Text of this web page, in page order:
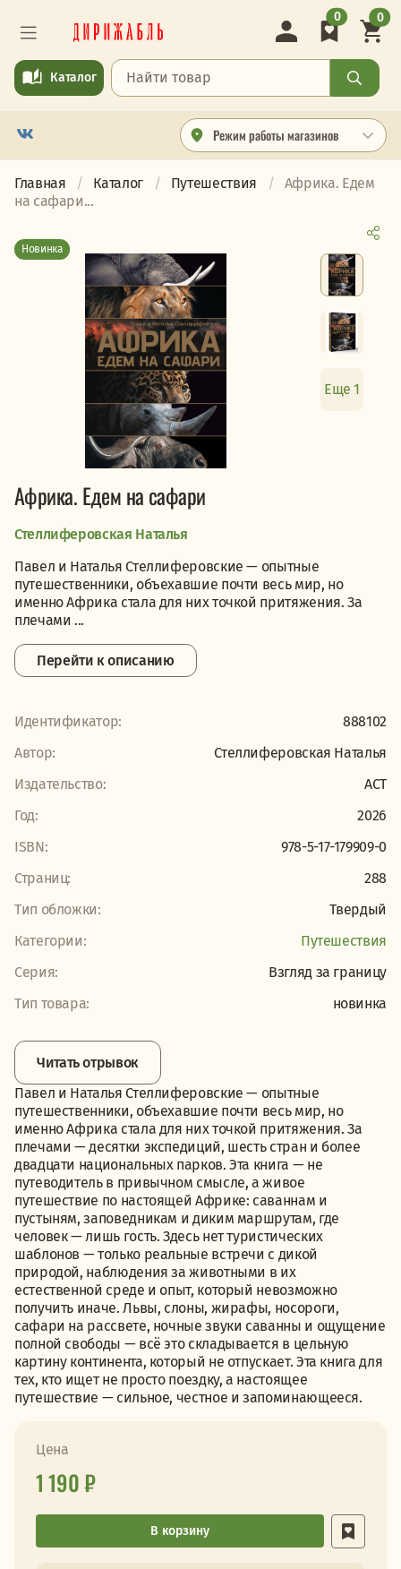
Режим работы магазинов
Каталог
0 0
Главная Каталог Путешествия
Африка. Едем
на сафари...
Новинка
Еще 1
Африка. Едем на сафари
Стеллиферовская Наталья
Павел и Наталья Стеллиферовские — опытные
путешественники, объехавшие почти весь мир, но
именно Африка стала для них точкой притяжения. За
плечами ...
Перейти к описанию
Идентификатор:
888102
Автор:
Стеллиферовская Наталья
Издательство:
АСТ
Год:
2026
ISBN:
978-5-17-179909-0
Страниц:
288
Тип обложки:
Твердый
Категории:
Путешествия
Серия:
Взгляд за границу
Тип товара:
новинка
Читать отрывок
Павел и Наталья Стеллиферовские — опытные
путешественники, объехавшие почти весь мир, но
именно Африка стала для них точкой притяжения. За
плечами — десятки экспедиций, шесть стран и более
двадцати национальных парков. Эта книга — не
путеводитель в привычном смысле, а живое
путешествие по настоящей Африке: саваннам и
пустыням, заповедникам и диким маршрутам, где
человек — лишь гость. Здесь нет туристических
шаблонов — только реальные встречи с дикой
природой, наблюдения за животными в их
естественной среде и опыт, который невозможно
получить иначе. Львы, слоны, жирафы, носороги,
сафари на рассвете, ночные звуки саванны и ощущение
полной свободы — всё это складывается в цельную
картину континента, который не отпускает. Эта книга для
тех, кто ищет не просто поездку, а настоящее
путешествие — сильное, честное и запоминающееся.
Цена
1 190 ₽
В корзину